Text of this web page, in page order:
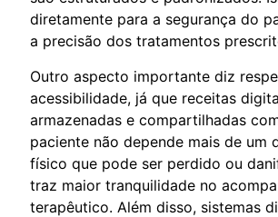
diretamente para a segurança do
a precisão dos tratamentos
Outro aspecto importante diz
acessibilidade, já que receitas
armazenadas e compartilhadas
paciente não depende mais de um
físico que pode ser perdido ou
traz maior tranquilidade no
terapêutico. Além disso, sistemas